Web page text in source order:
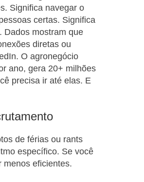
Significa navegar o
certas. Significa
Dados mostram que
diretas ou
O agronegócio
ano, gera 20+ milhões
precisa ir até elas. E
de férias ou rants
específico. Se você
menos eficientes.